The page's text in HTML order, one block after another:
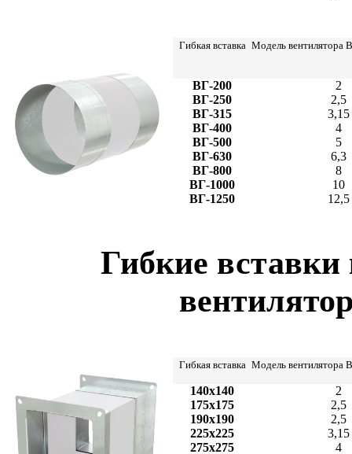
Гибкая вставка Модель вентилятора
ВГ-200
2
ВГ-250
2,5
ВГ-315
3,15
ВГ-400
4
ВГ-500
5
ВГ-630
6,3
ВГ-800
8
ВГ-1000
10
ВГ-1250
12,5
Гибкие вставки
Гибкая вставка Модель вентилятора
140x140
2
175x175
2,5
190x190
2,5
225x225
3,15
275x275
4